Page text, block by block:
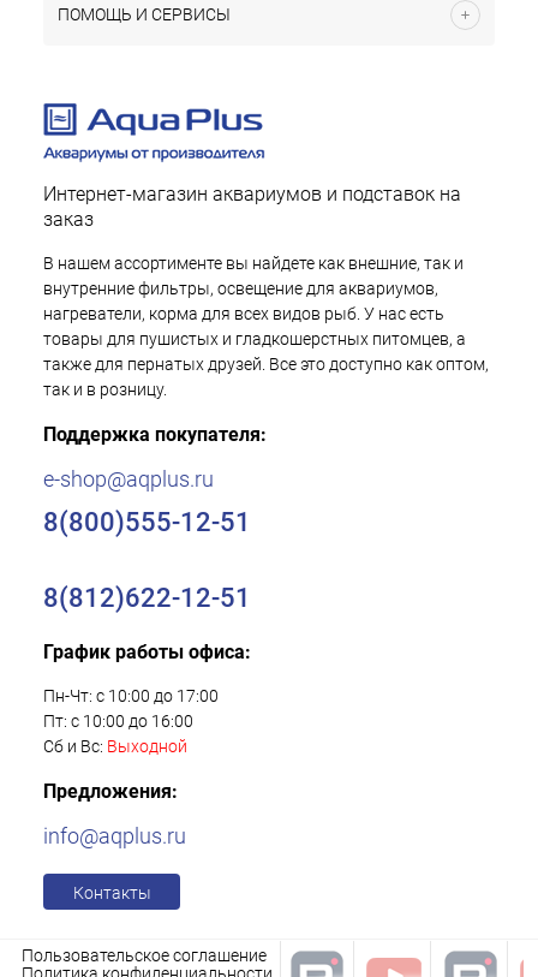
ПОМОЩЬ И СЕРВИСЫ
Интернет-магазин аквариумов и подставок на
заказ
В нашем ассортименте вы найдете как внешние, так и
внутренние фильтры, освещение для аквариумов,
нагреватели, корма для всех видов рыб. У нас есть
товары для пушистых и гладкошерстных питомцев, а
также для пернатых друзей. Все это доступно как оптом,
так и в розницу.
Поддержка покупателя:
e-shop@aqplus.ru
8(800)555-12-51
8(812)622-12-51
График работы офиса:
Пн-Чт: с 10:00 до 17:00
Пт: с 10:00 до 16:00
Сб и Вс: Выходной
Предложения:
info@aqplus.ru
Контакты
Пользовательское соглашение